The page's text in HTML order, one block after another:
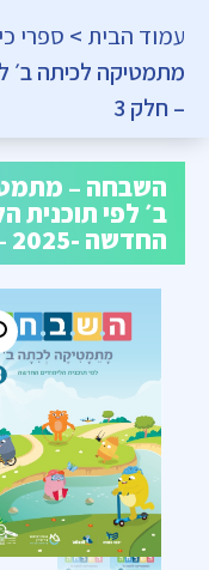
עמוד הבית > ספרי
– חלק 3
השבחה –
ב׳ לפי תוכנית
החדשה -2025 – חלק 3